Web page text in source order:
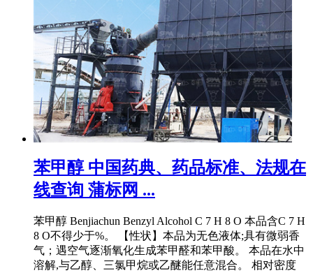
苯甲醇 中国药典、药品标准、法规在
线查询 蒲标网 ...
苯甲醇 Benjiachun Benzyl Alcohol C 7 H 8 O 本品含C 7 H
8 O不得少于%。 【性状】本品为无色液体;具有微弱香
气；遇空气逐渐氧化生成苯甲醛和苯甲酸。 本品在水中
溶解,与乙醇、三氯甲烷或乙醚能任意混合。 相对密度